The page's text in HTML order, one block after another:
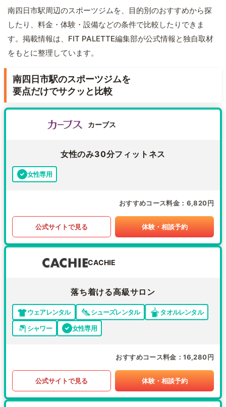
南四日市駅周辺のスポーツジムを、目的別のおすすめから探
したり、料金・体験・設備などの条件で比較したりできま
す。掲載情報は、FIT PALETTE編集部が公式情報と独自取材
をもとに整理しています。
南四日市駅のスポーツジムを
要点だけでサクッと比較
カーブス
女性のみ30分フィットネス
女性専用
おすすめコース料金 6,820円
公式サイトで見る 体験・相談予約
CACHIE
落ち着ける高級サロン
ウェアレンタル シューズレンタル
タオルレンタル
シャワー
女性専用
おすすめコース料金 16,280円
公式サイトで見る 体験・相談予約